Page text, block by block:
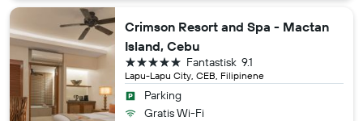
Crimson Resort and Spa - Mactan
Island, Cebu
Lapu-Lapu City, CEB, Filipinene
9.1
Fantastisk
5 stjerner
Parking
Gratis Wi-Fi